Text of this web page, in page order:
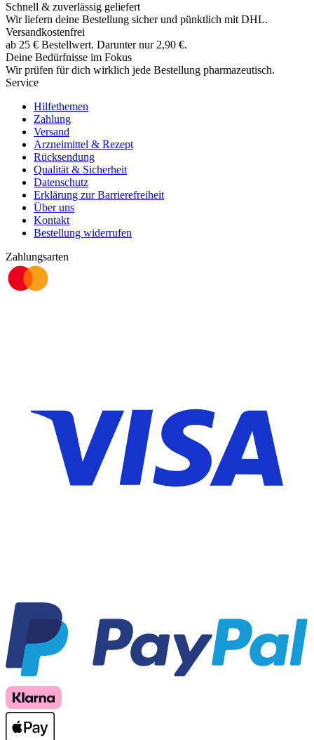
Schnell & zuverlässig geliefert
Wir liefern deine Bestellung sicher und pünktlich mit DHL.
Versandkostenfrei
ab 25 € Bestellwert. Darunter nur 2,90 €.
Deine Bedürfnisse im Fokus
Wir prüfen für dich wirklich jede Bestellung pharmazeutisch.
Service
Hilfethemen
Zahlung
Versand
Arzneimittel & Rezept
Rücksendung
Qualität & Sicherheit
Datenschutz
Erklärung zur Barrierefreiheit
Über uns
Kontakt
Bestellung widerrufen
Zahlungsarten